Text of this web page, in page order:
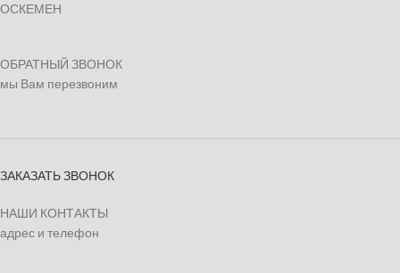
ОСКЕМЕН
ОБРАТНЫЙ ЗВОНОК
мы Вам перезвоним
ЗАКАЗАТЬ ЗВОНОК
НАШИ КОНТАКТЫ
адрес и телефон